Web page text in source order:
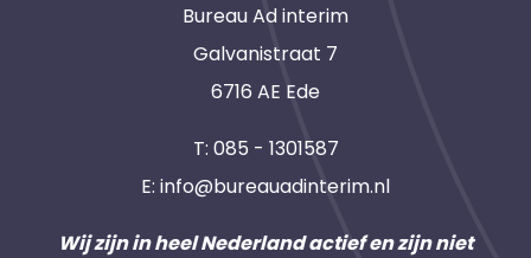
Bureau Ad interim
Galvanistraat 7
6716 AE Ede
T: 085 - 1301587
E: info@bureauadinterim.nl
Wij zijn in heel Nederland actief en zijn niet